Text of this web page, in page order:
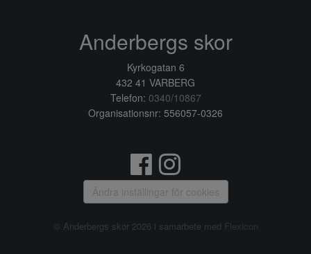
Anderbergs skor
Kyrkogatan 6
432 41 VARBERG
Telefon: 0340/10867
Organisationsnr: 556057-0326
Ändra inställingar för cookies
© Anderbergs skor 2026 i samarbete med Flexicon